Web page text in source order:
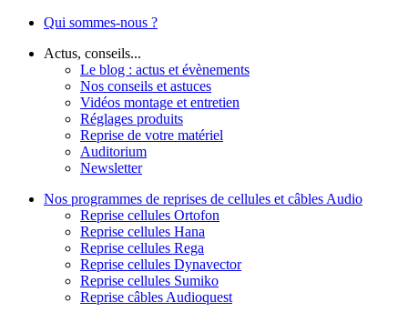
Qui sommes-nous ?
Actus, conseils...
Le blog : actus et évènements
Nos conseils et astuces
Vidéos montage et entretien
Réglages produits
Reprise de votre matériel
Auditorium
Newsletter
Nos programmes de reprises de cellules et câbles Audio
Reprise cellules Ortofon
Reprise cellules Hana
Reprise cellules Rega
Reprise cellules Dynavector
Reprise cellules Sumiko
Reprise câbles Audioquest